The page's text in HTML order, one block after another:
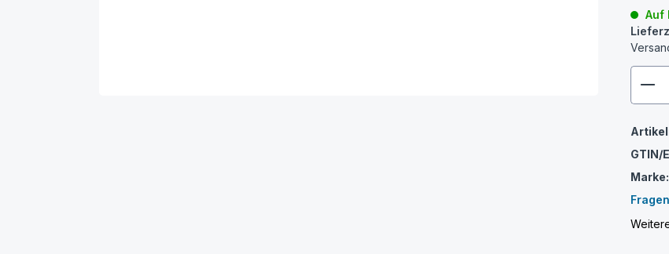
Auf
GTIN/
Marke: